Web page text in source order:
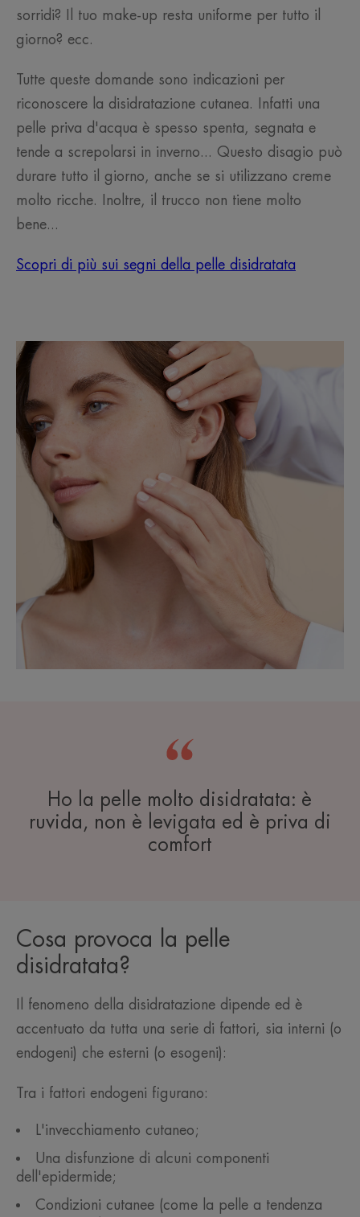
sorridi? Il tuo make-up resta uniforme per tutto il
giorno? ecc.
Tutte queste domande sono indicazioni per
riconoscere la disidratazione cutanea. Infatti una
pelle priva d'acqua è spesso spenta, segnata e
tende a screpolarsi in inverno... Questo disagio può
durare tutto il giorno, anche se si utilizzano creme
molto ricche. Inoltre, il trucco non tiene molto
bene...
Scopri di più sui segni della pelle disidratata
Ho la pelle molto disidratata: è
ruvida, non è levigata ed è priva di
comfort
Cosa provoca la pelle
disidratata?
Il fenomeno della disidratazione dipende ed è
accentuato da tutta una serie di fattori, sia interni (o
endogeni) che esterni (o esogeni):
Tra i fattori endogeni figurano:
L'invecchiamento cutaneo;
Una disfunzione di alcuni componenti
dell'epidermide;
Condizioni cutanee (come la pelle a tendenza